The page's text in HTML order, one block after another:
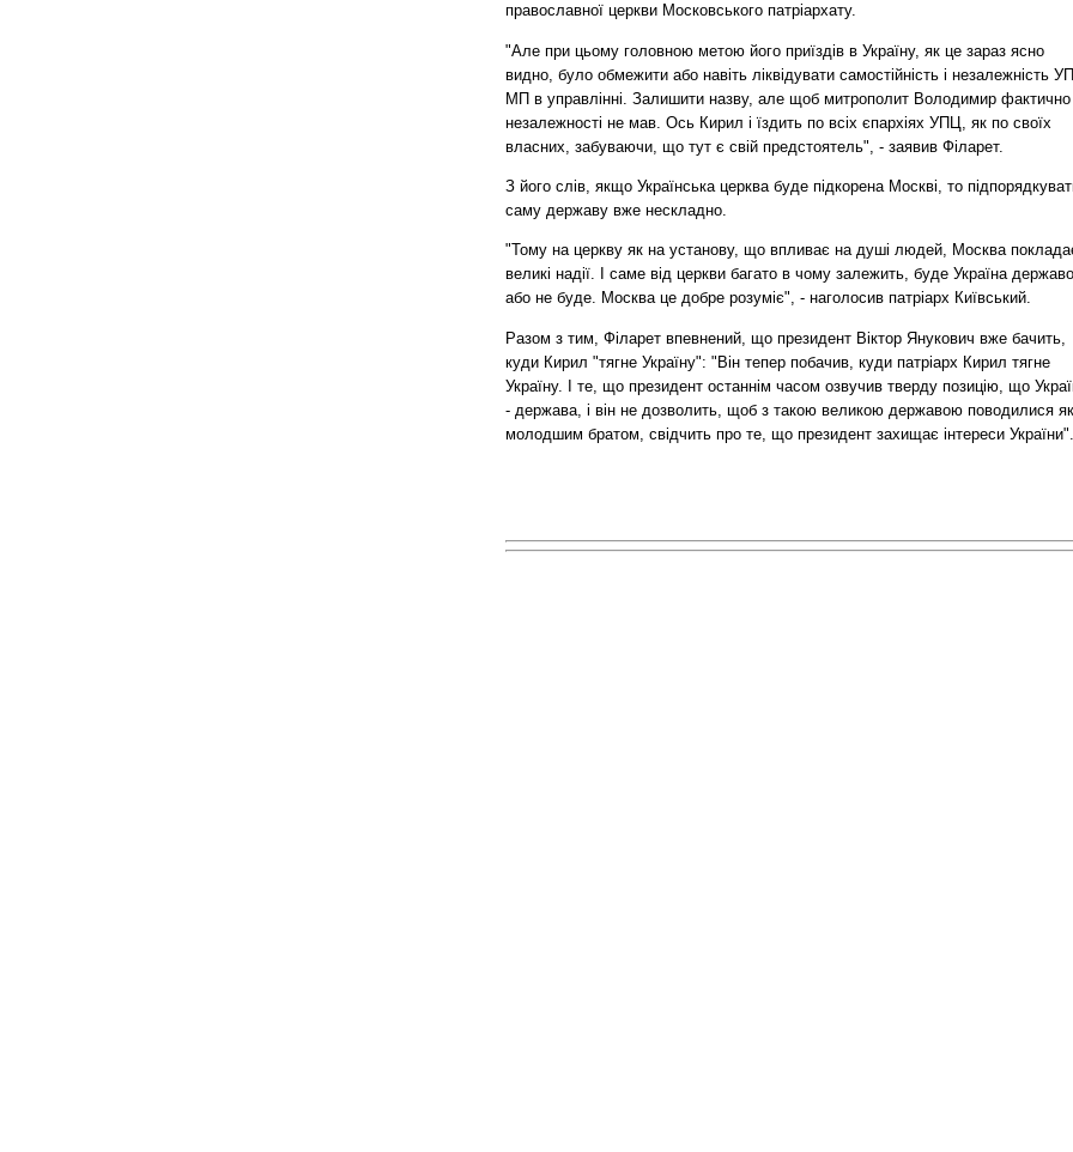
православної церкви Московського патріархату.
"Але при цьому головною метою його приїздів в Україну, як це зараз ясно
видно, було обмежити або навіть ліквідувати самостійність і незалежність
МП в управлінні. Залишити назву, але щоб митрополит Володимир фактично
незалежності не мав. Ось Кирил і їздить по всіх єпархіях УПЦ, як по своїх
власних, забуваючи, що тут є свій предстоятель", - заявив Філарет.
З його слів, якщо Українська церква буде підкорена Москві, то
саму державу вже нескладно.
"Тому на церкву як на установу, що впливає на душі людей, Москва
великі надії. І саме від церкви багато в чому залежить, буде Україна
або не буде. Москва це добре розуміє", - наголосив патріарх Київський.
Разом з тим, Філарет впевнений, що президент Віктор Янукович вже бачить,
куди Кирил "тягне Україну": "Він тепер побачив, куди патріарх Кирил тягне
Україну. І те, що президент останнім часом озвучив тверду позицію, що
- держава, і він не дозволить, щоб з такою великою державою поводилися
молодшим братом, свідчить про те, що президент захищає інтереси України".